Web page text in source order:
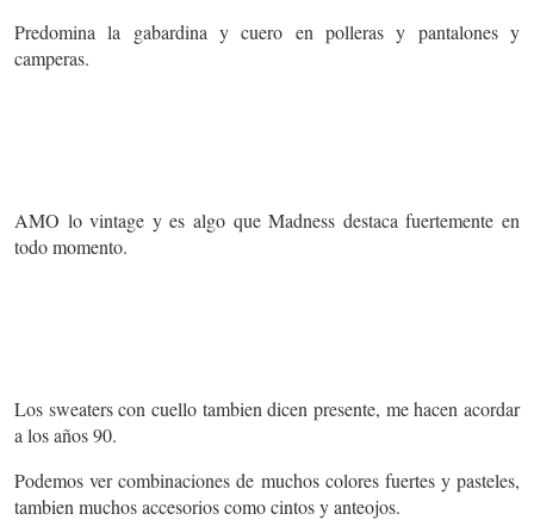
Predomina la gabardina y cuero en polleras y pantalones y
camperas.
AMO lo vintage y es algo que Madness destaca fuertemente en
todo momento.
Los sweaters con cuello tambien dicen presente, me hacen acordar
a los años 90.
Podemos ver combinaciones de muchos colores fuertes y pasteles,
tambien muchos accesorios como cintos y anteojos.